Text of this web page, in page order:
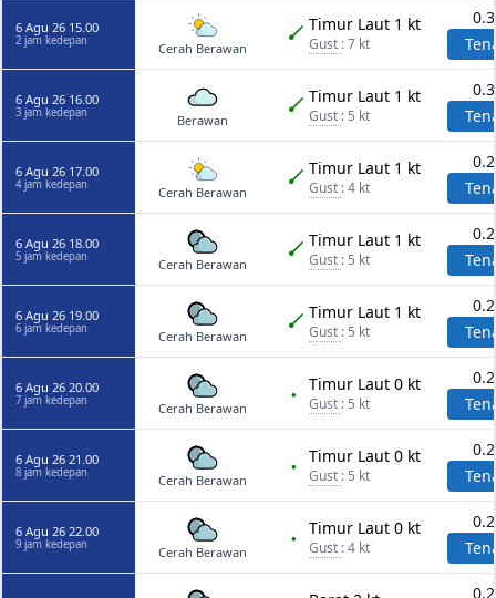
6 Agu 26 15.00
2 jam kedepan Cerah Berawan
Timur Laut 1 kt
Gust : 7 kt
6 Agu 26 16.00
3 jam kedepan Berawan
Timur Laut 1 kt
Gust : 5 kt
6 Agu 26 17.00
4 jam kedepan Cerah Berawan
Timur Laut 1 kt
Gust : 4 kt
6 Agu 26 18.00
5 jam kedepan Cerah Berawan
Timur Laut 1 kt
Gust : 5 kt
6 Agu 26 19.00
6 jam kedepan Cerah Berawan
Timur Laut 1 kt
Gust : 5 kt
6 Agu 26 20.00
7 jam kedepan Cerah Berawan
Timur Laut 0 kt
Gust : 5 kt
6 Agu 26 21.00
8 jam kedepan Cerah Berawan
Timur Laut 0 kt
Gust : 5 kt
6 Agu 26 22.00
9 jam kedepan Cerah Berawan
Timur Laut 0 kt
Gust : 4 kt